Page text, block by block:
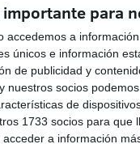
para
accedemos a
únicos e información
de publicidad y
nuestros socios
de
1733 socios para que
a información
edad que van a
Trail y alrededor de
habrá participantes de